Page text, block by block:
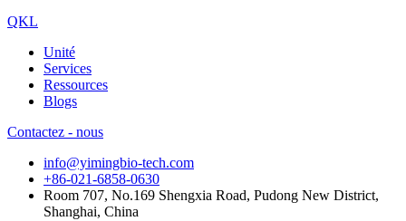
QKL
Unité
Services
Ressources
Blogs
Contactez - nous
info@yimingbio-tech.com
+86-021-6858-0630
Room 707, No.169 Shengxia Road, Pudong New District,
Shanghai, China